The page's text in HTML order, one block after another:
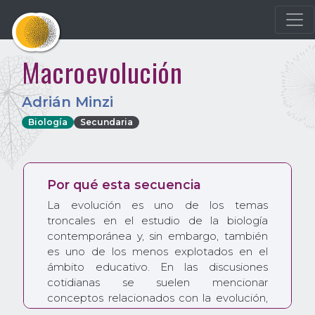
Macroevolución
Adrián Minzi
Biología Secundaria
Por qué esta secuencia
La evolución es uno de los temas
troncales en el estudio de la biología
contemporánea y, sin embargo, también
es uno de los menos explotados en el
ámbito educativo. En las discusiones
cotidianas se suelen mencionar
conceptos relacionados con la evolución,